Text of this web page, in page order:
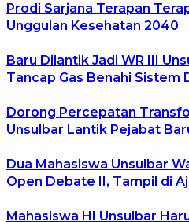
Prodi Sarjana Terapan
Unggulan Kesehatan 2040
Baru Dilantik Jadi WR III
Tancap Gas Benahi Sistem
Dorong Percepatan
Unsulbar Lantik Pejabat
Dua Mahasiswa Unsulbar
Open Debate II, Tampil di
Mahasiswa HI Unsulbar